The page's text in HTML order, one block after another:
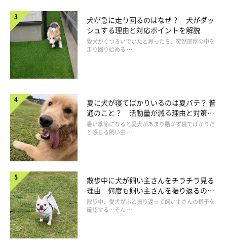
と、愛犬も悲しいはず。治療にとらわれすぎず、愛犬と笑顔で過
ごすことが大事です」（太田先生）。
2. 介護も楽しいと思えるように
犬が急に走り回るのはなぜ？ 犬がダッ
シュする理由と対応ポイントを解説
愛犬がくつろいでいたと思ったら、突然部屋の中を
走り回り始める …
夏に犬が寝てばかりいるのは夏バテ？ 普
通のこと？ 活動量が減る理由と対策と
は
暑い季節になると愛犬があまり動かず寝てばかりだ
と感じる飼い主 …
散歩中に犬が飼い主さんをチラチラ見る
理由 何度も飼い主さんを振り返るのは
なぜ？
散歩中、愛犬がふと振り返って飼い主さんの様子を
確認する…そん …